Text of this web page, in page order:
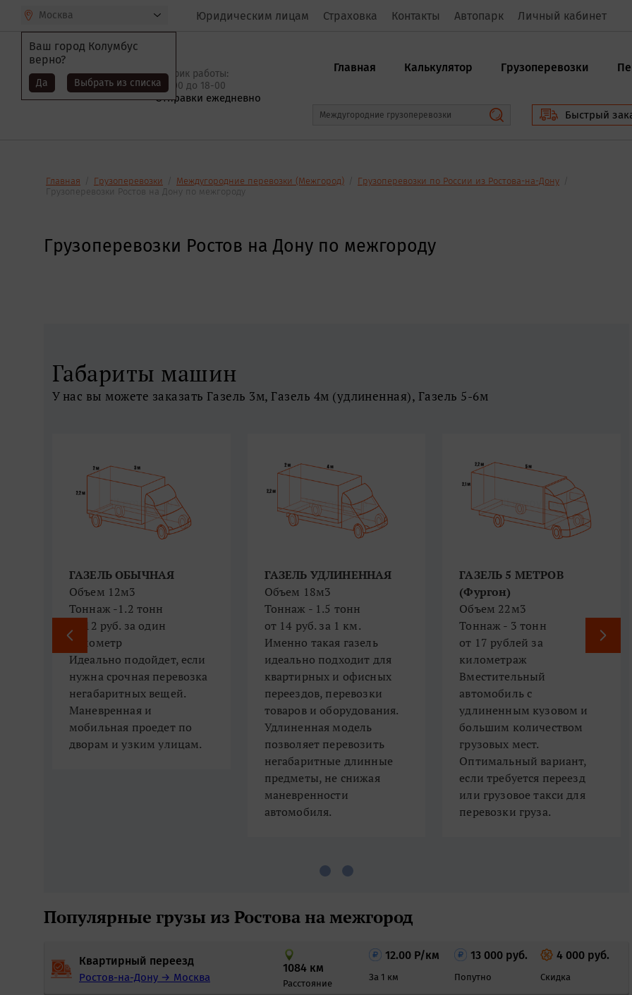
Москва
Ваш город Колумбус
верно?
Да Выбрать из списка
Юридическим лицам Страховка Контакты Автопарк Личный кабинет
График работы:
c 9-00 до 18-00
Отправки ежедневно
Главная Калькулятор Грузоперевозки
Междугородние грузоперевозки Быстрый
Главная Грузоперевозки Междугородние перевозки (Межгород) Грузоперевозки по России из Ростова-на-Дону
Грузоперевозки Ростов на Дону по межгороду
Грузоперевозки Ростов на Дону по межгороду
Габариты машин
У нас вы можете заказать Газель 3м, Газель 4м (удлиненная), Газель 5-6м
ГАЗЕЛЬ ОБЫЧНАЯ
Объем 12м3
Тоннаж -1.2 тонн
​​​​​​​от 12 руб. за один
километр
​​​​​​​Идеально подойдет, если
нужна срочная перевозка
негабаритных вещей.
Маневренная и
мобильная проедет по
дворам и узким улицам.
ГАЗЕЛЬ УДЛИНЕННАЯ
Объем 18м3
Тоннаж - 1.5 тонн
​​​​​​​от 14 руб. за 1 км.
​​​​​​​​​​​​​​Именно такая газель
идеально подходит для
квартирных и офисных
переездов, перевозки
товаров и оборудования.
Удлиненная модель
позволяет перевозить
негабаритные длинные
предметы, не снижая
маневренности
автомобиля.
ГАЗЕЛЬ 5 МЕТРОВ
(Фургон)
Объем 22м3
Тоннаж - 3 тонн
​​​​​​​от 17 рублей за
километраж
​​​​​​​​​​​Вместительный
автомобиль с
удлиненным кузовом и
большим количеством
грузовых мест.
Оптимальный вариант,
если требуется переезд
или грузовое такси для
перевозки груза.
Популярные грузы из Ростова на межгород
Квартирный переезд
Ростов-на-Дону → Москва
1084 км
Расстояние
12.00 Р/км
За 1 км
13 000 руб.
Попутно
4 000 руб.
Скидка